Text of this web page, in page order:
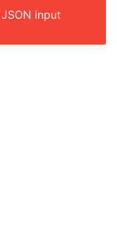
input